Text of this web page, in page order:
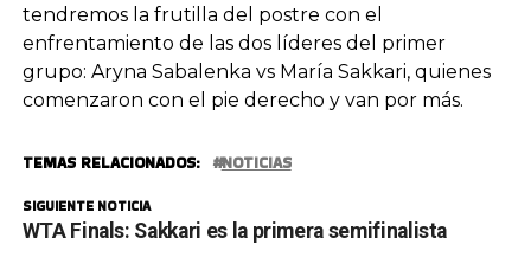
tendremos la frutilla del postre con el
enfrentamiento de las dos líderes del primer
grupo: Aryna Sabalenka vs María Sakkari, quienes
comenzaron con el pie derecho y van por más.
TEMAS RELACIONADOS: NOTICIAS
SIGUIENTE NOTICIA
WTA Finals: Sakkari es la primera semifinalista